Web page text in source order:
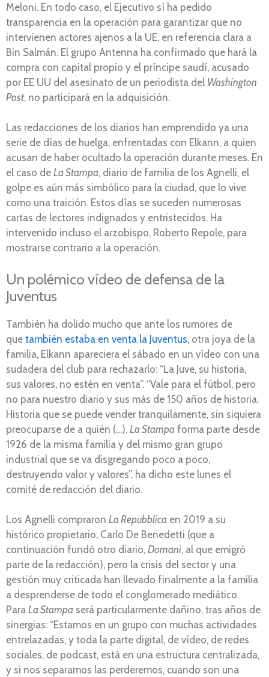
Meloni. En todo caso, el Ejecutivo sí ha pedido
transparencia en la operación para garantizar que no
intervienen actores ajenos a la UE, en referencia clara a
Bin Salmán. El grupo Antenna ha confirmado que hará la
compra con capital propio y el príncipe saudí, acusado
por EE UU del asesinato de un periodista del Washington
Post, no participará en la adquisición.
Las redacciones de los diarios han emprendido ya una
serie de días de huelga, enfrentadas con Elkann, a quien
acusan de haber ocultado la operación durante meses. En
el caso de La Stampa, diario de familia de los Agnelli, el
golpe es aún más simbólico para la ciudad, que lo vive
como una traición. Estos días se suceden numerosas
cartas de lectores indignados y entristecidos. Ha
intervenido incluso el arzobispo, Roberto Repole, para
mostrarse contrario a la operación.
Un polémico vídeo de defensa de la
Juventus
También ha dolido mucho que ante los rumores de
que también estaba en venta la Juventus, otra joya de la
familia, Elkann apareciera el sábado en un vídeo con una
sudadera del club para rechazarlo: “La Juve, su historia,
sus valores, no estén en venta”. “Vale para el fútbol, pero
no para nuestro diario y sus más de 150 años de historia.
Historia que se puede vender tranquilamente, sin siquiera
preocuparse de a quién (…). La Stampa forma parte desde
1926 de la misma familia y del mismo gran grupo
industrial que se va disgregando poco a poco,
destruyendo valor y valores”, ha dicho este lunes el
comité de redacción del diario.
Los Agnelli compraron La Repubblica en 2019 a su
histórico propietario, Carlo De Benedetti (que a
continuación fundó otro diario, Domani, al que emigró
parte de la redacción), pero la crisis del sector y una
gestión muy criticada han llevado finalmente a la familia
a desprenderse de todo el conglomerado mediático.
Para La Stampa será particularmente dañino, tras años de
sinergias: “Estamos en un grupo con muchas actividades
entrelazadas, y toda la parte digital, de vídeo, de redes
sociales, de podcast, está en una estructura centralizada,
y si nos separamos las perderemos, cuando son una